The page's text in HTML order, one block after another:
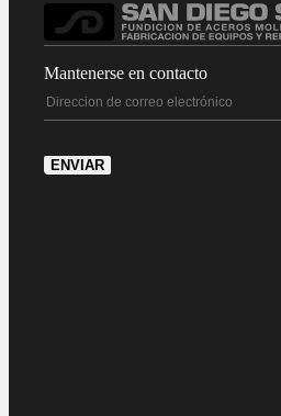
Mantenerse en contacto
ENVIAR